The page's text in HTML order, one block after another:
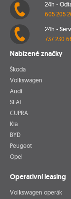
24h -
605 205
24h -
737 230
Nabízené značky
Škoda
Volkswagen
Audi
SEAT
CUPRA
Kia
BYD
Peugeot
Opel
Operativní leasing
Volkswagen operák